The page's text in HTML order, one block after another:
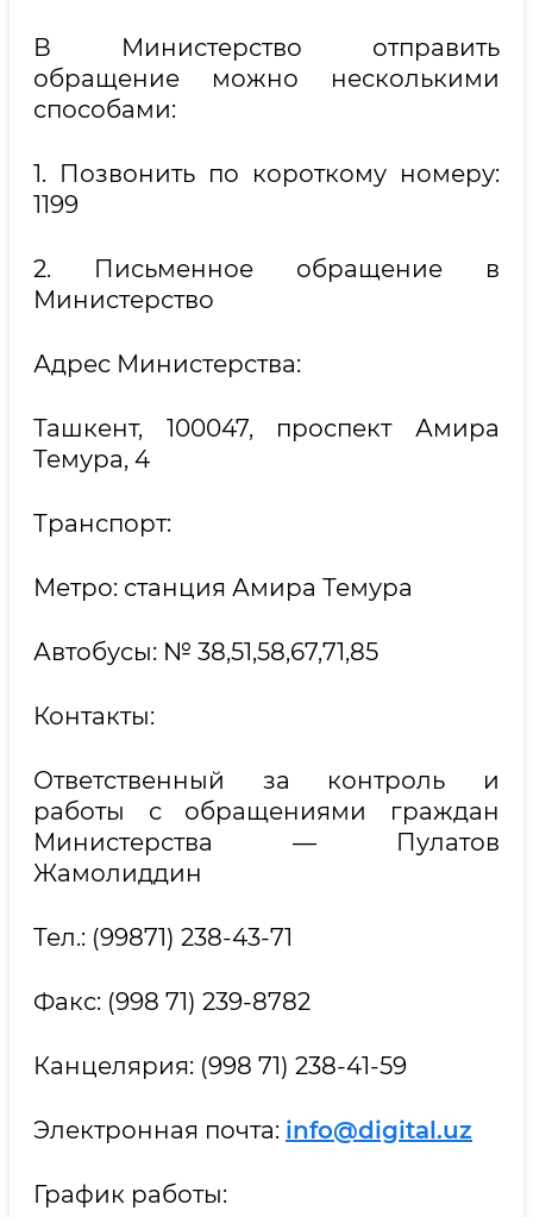
В Министерство отправить
обращение можно несколькими
способами:
1. Позвонить по короткому номеру:
1199
2. Письменное обращение в
Министерство
Адрес Министерства:
Ташкент, 100047, проспект Амира
Темура, 4
Транспорт:
Метро: станция Амира Темура
Автобусы: № 38,51,58,67,71,85
Контакты:
Ответственный за контроль и
работы с обращениями граждан
Министерства — Пулатов
Жамолиддин
Тел.: (99871) 238-43-71
Факс: (998 71) 239-8782
Канцелярия: (998 71) 238-41-59
Электронная почта: info@digital.uz
График работы: